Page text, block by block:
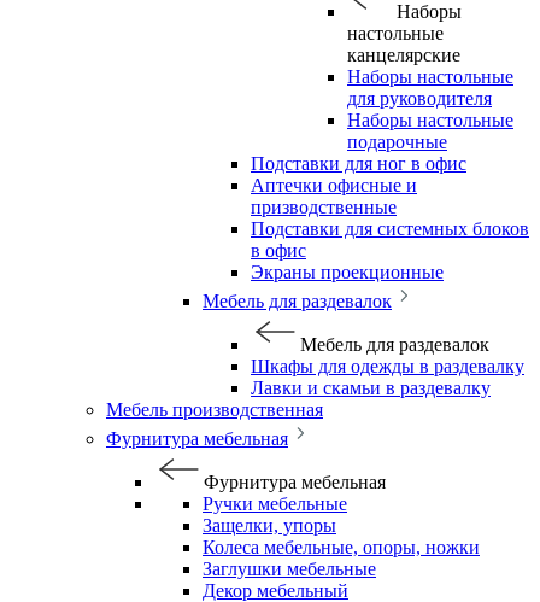
Наборы
настольные
канцелярские
Наборы настольные
для руководителя
Наборы настольные
подарочные
Подставки для ног в офис
Аптечки офисные и
призводственные
Подставки для системных блоков
в офис
Экраны проекционные
Мебель для раздевалок
Мебель для раздевалок
Шкафы для одежды в раздевалку
Лавки и скамьи в раздевалку
Мебель производственная
Фурнитура мебельная
Фурнитура мебельная
Ручки мебельные
Защелки, упоры
Колеса мебельные, опоры, ножки
Заглушки мебельные
Декор мебельный